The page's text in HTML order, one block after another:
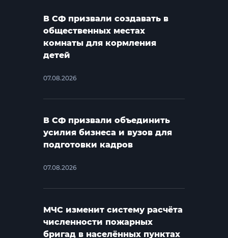
В СФ призвали создавать в
общественных местах
комнаты для кормления
детей
07.08.2026
В СФ призвали объединить
усилия бизнеса и вузов для
подготовки кадров
07.08.2026
МЧС изменит систему расчёта
численности пожарных
бригад в населённых пунктах